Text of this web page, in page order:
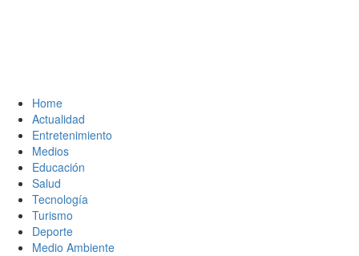
Home
Actualidad
Entretenimiento
Medios
Educación
Salud
Tecnología
Turismo
Deporte
Medio Ambiente